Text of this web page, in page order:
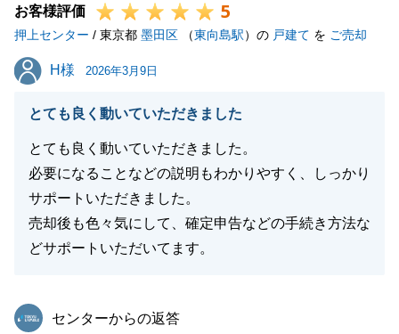
「親身に笑顔を絶やさない姿勢」を崩さず、日々のお
客様対応に励んでまいります。
また、不動産に関するお困り事や、ご相談等ございま
したら、お気軽にご連絡くださいませ。
最後に、S様のご健勝とお勤め先のご発展を心より祈
この度は、誠にありがとうございました。
お客様評価 5
押上センター / 東京都 墨田区 （東向島駅）の 戸建て を ご売却
H様
H様 2026年3月9日
とても良く動いていただきました
とても良く動いていただきました。
必要になることなどの説明もわかりやすく、しっかり
サポートいただきました。
売却後も色々気にして、確定申告などの手続き方法な
どサポートいただいてます。
東急リバブル
センターからの返答